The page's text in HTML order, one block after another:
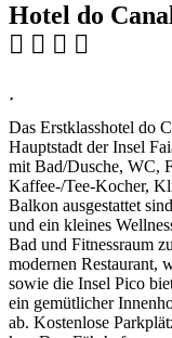
Hotel do
Das Erstklasshotel do
Hauptstadt der Insel
mit Bad/Dusche, WC,
Kaffee-/Tee-Kocher,
Balkon ausgestattet
und ein kleines
Bad und Fitnessraum
modernen Restaurant,
sowie die Insel Pico
ein gemütlicher
ab. Kostenlose